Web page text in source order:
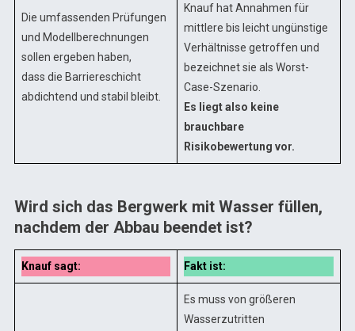
Die umfassenden Prüfungen
und Modellberechnungen
sollen ergeben haben,
dass die Barriereschicht
abdichtend und stabil bleibt.
Knauf hat Annahmen für
mittlere bis leicht ungünstige
Verhältnisse getroffen und
bezeichnet sie als Worst-
Case-Szenario.
Es liegt also keine
brauchbare
Risikobewertung vor.
Wird sich das Bergwerk mit Wasser füllen,
nachdem der Abbau beendet ist?
Knauf sagt: Fakt ist:
Es muss von größeren
Wasserzutritten